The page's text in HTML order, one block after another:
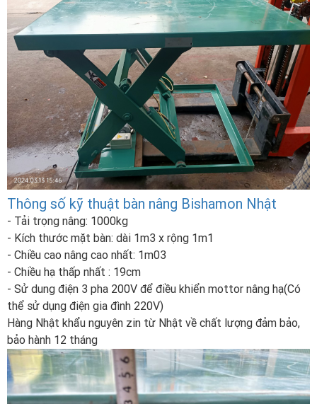
Thông số kỹ thuật bàn nâng Bishamon Nhật
- Tải trọng nâng: 1000kg
- Kích thước mặt bàn: dài 1m3 x rộng 1m1
- Chiều cao nâng cao nhất: 1m03
- Chiều hạ thấp nhất : 19cm
- Sử dung điện 3 pha 200V để điều khiển mottor nâng hạ(Có
thể sử dụng điện gia đình 220V)
Hàng Nhật khẩu nguyên zin từ Nhật về chất lượng đảm bảo,
bảo hành 12 tháng